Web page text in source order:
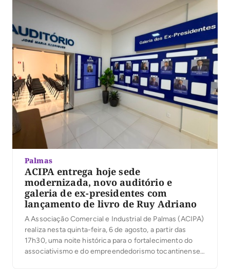
Palmas
ACIPA entrega hoje sede
modernizada, novo auditório e
galeria de ex-presidentes com
lançamento de livro de Ruy Adriano
A Associação Comercial e Industrial de Palmas (ACIPA)
realiza nesta quinta-feira, 6 de agosto, a partir das
17h30, uma noite histórica para o fortalecimento do
associativismo e do empreendedorismo tocantinense.